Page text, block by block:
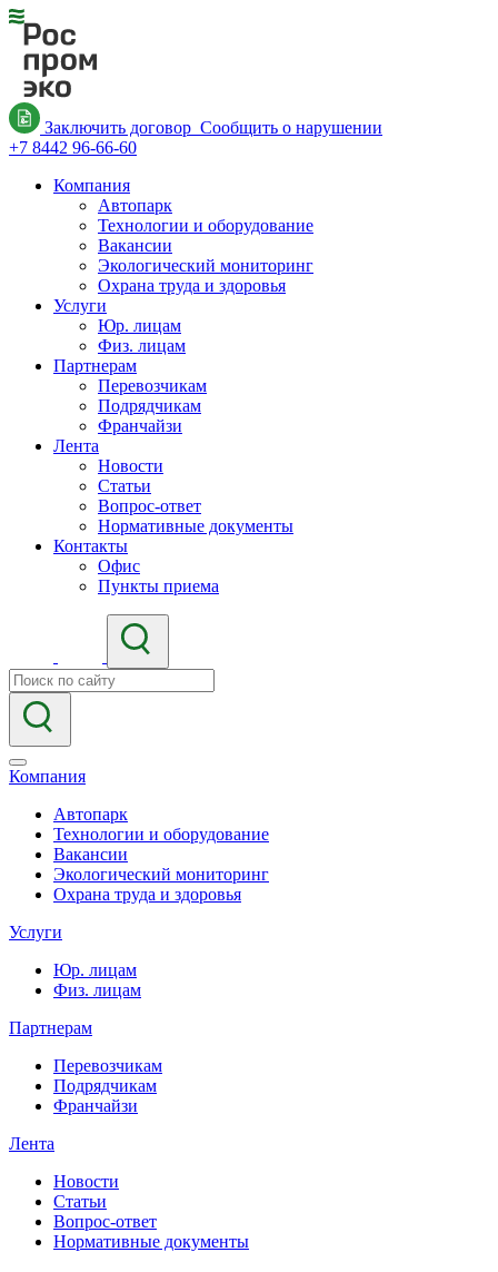
Заключить договор Сообщить о нарушении
+7 8442 96-66-60
Компания
Автопарк
Технологии и оборудование
Вакансии
Экологический мониторинг
Охрана труда и здоровья
Услуги
Юр. лицам
Физ. лицам
Партнерам
Перевозчикам
Подрядчикам
Франчайзи
Лента
Новости
Статьи
Вопрос-ответ
Нормативные документы
Контакты
Офис
Пункты приема
Компания
Автопарк
Технологии и оборудование
Вакансии
Экологический мониторинг
Охрана труда и здоровья
Услуги
Юр. лицам
Физ. лицам
Партнерам
Перевозчикам
Подрядчикам
Франчайзи
Лента
Новости
Статьи
Вопрос-ответ
Нормативные документы